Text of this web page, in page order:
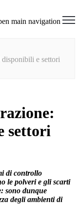
main navigation
e settori
settori
di controllo
le polveri e gli scarti
sono dunque
degli ambienti di